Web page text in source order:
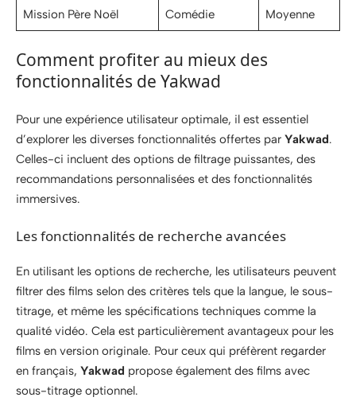
Mission Père Noël Comédie Moyenne
Comment profiter au mieux des
fonctionnalités de Yakwad
Pour une expérience utilisateur optimale, il est essentiel
d’explorer les diverses fonctionnalités offertes par Yakwad.
Celles-ci incluent des options de filtrage puissantes, des
recommandations personnalisées et des fonctionnalités
immersives.
Les fonctionnalités de recherche avancées
En utilisant les options de recherche, les utilisateurs peuvent
filtrer des films selon des critères tels que la langue, le sous-
titrage, et même les spécifications techniques comme la
qualité vidéo. Cela est particulièrement avantageux pour les
films en version originale. Pour ceux qui préfèrent regarder
en français, Yakwad propose également des films avec
sous-titrage optionnel.